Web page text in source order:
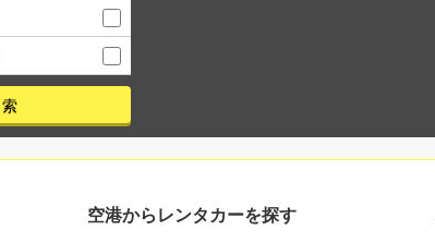
空港からレンタカーを探す